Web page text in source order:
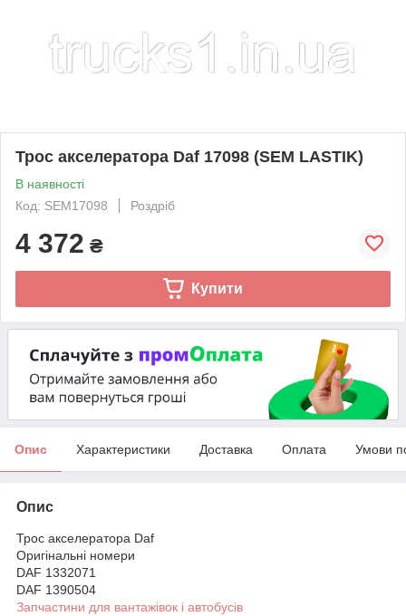
Трос акселератора Daf 17098 (SEM LASTIK)
В наявності
Код: SEM17098
Роздріб
4 372 ₴
Купити
Опис Характеристики Доставка Оплата Умови
Опис
Трос акселератора Daf
Оригінальні номери
DAF 1332071
DAF 1390504
Запчастини для вантажівок і автобусів